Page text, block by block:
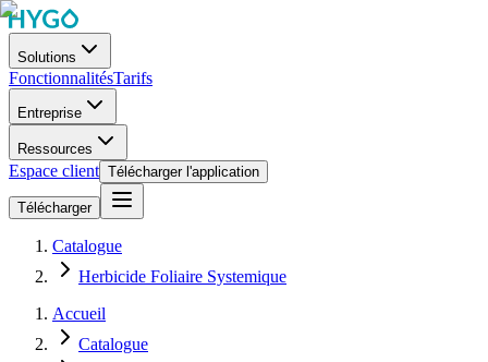
Solutions
FonctionnalitésTarifs
Entreprise
Ressources
Espace client Télécharger l'application
Télécharger
Catalogue
Herbicide Foliaire Systemique
Accueil
Catalogue